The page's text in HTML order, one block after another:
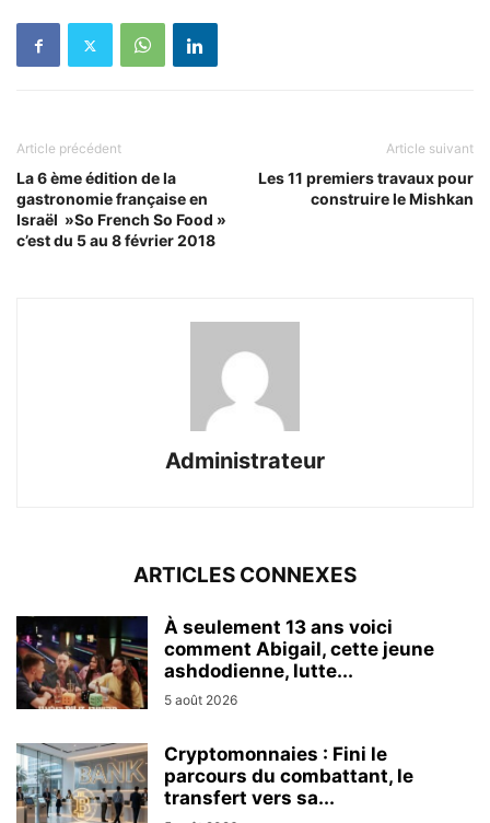
Article précédent
La 6 ème édition de la
gastronomie française en
Israël »So French So Food »
c’est du 5 au 8 février 2018
Article suivant
Les 11 premiers travaux pour
construire le Mishkan
Administrateur
ARTICLES CONNEXES
À seulement 13 ans voici
comment Abigail, cette jeune
ashdodienne, lutte...
5 août 2026
Cryptomonnaies : Fini le
parcours du combattant, le
transfert vers sa...